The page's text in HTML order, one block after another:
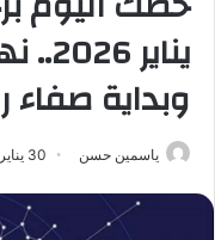
وبداية صفاء
ياسمين حسن 30 يناير، 2026